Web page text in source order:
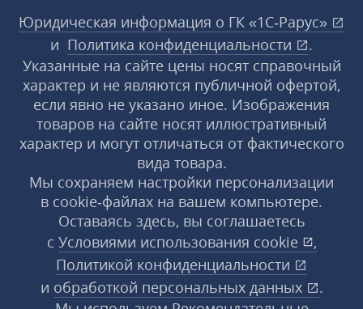
Юридическая информация о ГК «1С‑Рарус»
и Политика конфиденциальности
.
Указанные на сайте цены носят справочный
характер и не являются публичной офертой,
если явно не указано иное. Изображения
товаров на сайте носят иллюстративный
характер и могут отличаться от фактического
вида товара.
Мы сохраняем настройки персонализации
в cookie‑файлах на вашем компьютере.
Оставаясь здесь, вы соглашаетесь
с Условиями использования cookie
,
Политикой конфиденциальности
и обработкой персональных данных
.